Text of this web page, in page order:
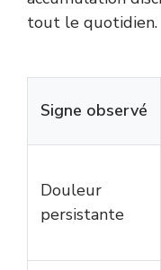
tout le quotidien.
Signe observé
Douleur
persistante